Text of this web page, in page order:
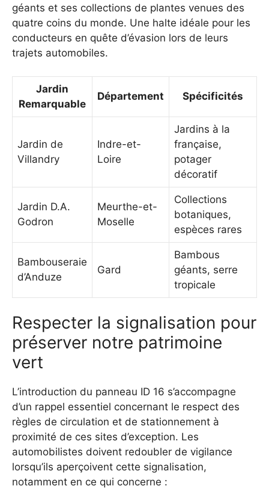
géants et ses collections de plantes venues des
quatre coins du monde. Une halte idéale pour les
conducteurs en quête d’évasion lors de leurs
trajets automobiles.
Jardin
Remarquable
Département Spécificités
Jardin de
Villandry
Indre-et-
Loire
Jardins à la
française,
potager
décoratif
Jardin D.A.
Godron
Meurthe-et-
Moselle
Collections
botaniques,
espèces rares
Bambouseraie
d’Anduze
Gard
Bambous
géants, serre
tropicale
Respecter la signalisation pour
préserver notre patrimoine
vert
L’introduction du panneau ID 16 s’accompagne
d’un rappel essentiel concernant le respect des
règles de circulation et de stationnement à
proximité de ces sites d’exception. Les
automobilistes doivent redoubler de vigilance
lorsqu’ils aperçoivent cette signalisation,
notamment en ce qui concerne :